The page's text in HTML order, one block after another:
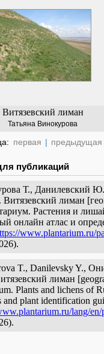
Витязевский лиман
Татьяна Винокурова
первая | предыдущая
публикаций
Т., Данилевский
лиман
Растения и
онлайн атлас и
www.plantarium.ru/
T., Danilevsky Y.,
лиман
Plants and lichens of
and plant identification
lang/